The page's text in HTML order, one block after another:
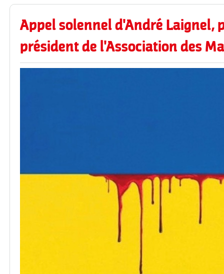
Appel solennel d'André Laignel,
président de l'Association des